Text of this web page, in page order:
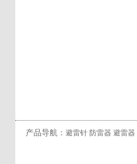
产品导航： 避雷针 防雷器 避雷器